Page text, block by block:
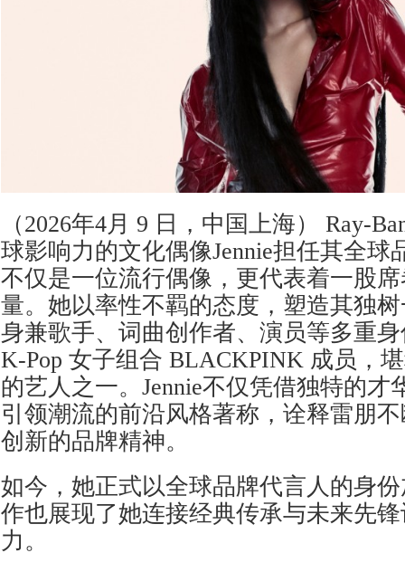
（2026年4月 9 日，中国上海） Ray-
球影响力的文化偶像Jennie担任其全球
不仅是一位流行偶像，更代表着一股
量。她以率性不羁的态度，塑造其独
身兼歌手、词曲创作者、演员等多重
K-Pop 女子组合 BLACKPINK 成员，
的艺人之一。Jennie不仅凭借独特的才
引领潮流的前沿风格著称，诠释雷朋
创新的品牌精神。
如今，她正式以全球品牌代言人的身
作也展现了她连接经典传承与未来先
力。